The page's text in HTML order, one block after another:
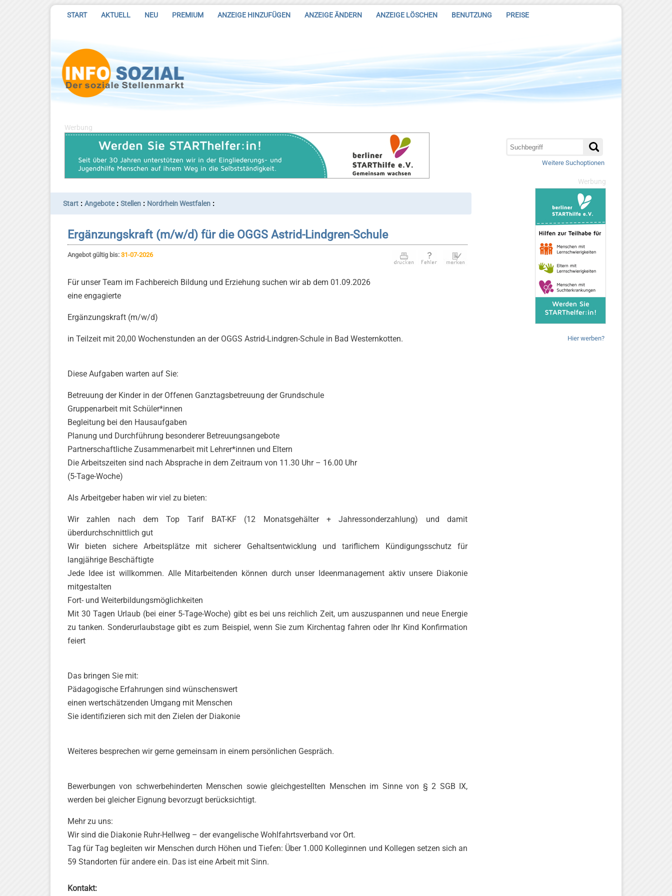
START AKTUELL NEU PREMIUM ANZEIGE HINZUFÜGEN ANZEIGE ÄNDERN ANZEIGE LÖSCHEN BENUTZUNG PREISE
Werbung
Start : Angebote: Stellen : Nordrhein Westfalen :
Ergänzungskraft (m/w/d) für die OGGS Astrid-Lindgren-Schule
Angebot gültig bis: 31-07-2026
Für unser Team im Fachbereich Bildung und Erziehung suchen wir ab dem 01.09.2026
eine engagierte
Ergänzungskraft (m/w/d)
in Teilzeit mit 20,00 Wochenstunden an der OGGS Astrid-Lindgren-Schule in Bad Westernkotten.
Diese Aufgaben warten auf Sie:
Betreuung der Kinder in der Offenen Ganztagsbetreuung der Grundschule
Gruppenarbeit mit Schüler*innen
Begleitung bei den Hausaufgaben
Planung und Durchführung besonderer Betreuungsangebote
Partnerschaftliche Zusammenarbeit mit Lehrer*innen und Eltern
Die Arbeitszeiten sind nach Absprache in dem Zeitraum von 11.30 Uhr – 16.00 Uhr
(5-Tage-Woche)
Als Arbeitgeber haben wir viel zu bieten:
Wir zahlen nach dem Top Tarif BAT-KF (12 Monatsgehälter + Jahressonderzahlung) und damit
überdurchschnittlich gut
Wir bieten sichere Arbeitsplätze mit sicherer Gehaltsentwicklung und tariflichem Kündigungsschutz für
langjährige Beschäftigte
Jede Idee ist willkommen. Alle Mitarbeitenden können durch unser Ideenmanagement aktiv unsere Diakonie
mitgestalten
Fort- und Weiterbildungsmöglichkeiten
Mit 30 Tagen Urlaub (bei einer 5-Tage-Woche) gibt es bei uns reichlich Zeit, um auszuspannen und neue Energie
zu tanken. Sonderurlaubstage gibt es zum Beispiel, wenn Sie zum Kirchentag fahren oder Ihr Kind Konfirmation
feiert
Das bringen Sie mit:
Pädagogische Erfahrungen sind wünschenswert
einen wertschätzenden Umgang mit Menschen
Sie identifizieren sich mit den Zielen der Diakonie
Weiteres besprechen wir gerne gemeinsam in einem persönlichen Gespräch.
Bewerbungen von schwerbehinderten Menschen sowie gleichgestellten Menschen im Sinne von § 2 SGB IX,
werden bei gleicher Eignung bevorzugt berücksichtigt.
Mehr zu uns:
Wir sind die Diakonie Ruhr-Hellweg – der evangelische Wohlfahrtsverband vor Ort.
Tag für Tag begleiten wir Menschen durch Höhen und Tiefen: Über 1.000 Kolleginnen und Kollegen setzen sich an
59 Standorten für andere ein. Das ist eine Arbeit mit Sinn.
Kontakt:
Weitere Suchoptionen
Werbung
Hier werben?